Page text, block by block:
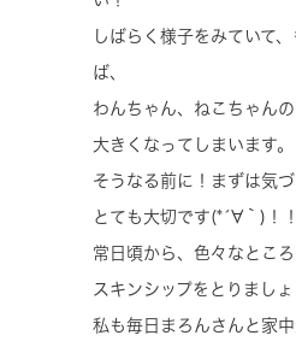
しばらく様子をみていて
ば、
わんちゃん、ねこちゃん
大きくなってしまいます。
そうなる前に！まずは気
とても大切です(*´∀｀)！
常日頃から、色々なとこ
スキンシップをとりまし
私も毎日まろんさんと家中